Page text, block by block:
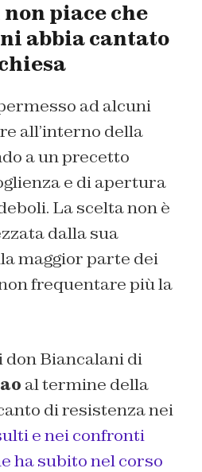
piace che
abbia cantato
ad alcuni
all’interno della
a un precetto
e di apertura
La scelta non è
dalla sua
maggior parte dei
frequentare più la
don Biancalani di
al termine della
di resistenza nei
e nei confronti
ha subito nel corso